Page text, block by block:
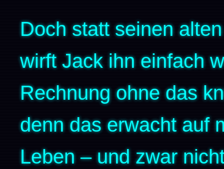
Doch statt seinen
wirft Jack ihn einfach
Rechnung ohne das
denn das erwacht auf
Leben – und zwar